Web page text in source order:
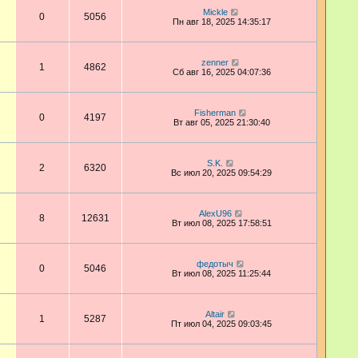
0 5056
Mickle
Пн авг 18, 2025 14:35:17
1 4862
zenner
Сб авг 16, 2025 04:07:36
0 4197
Fisherman
Вт авг 05, 2025 21:30:40
2 6320
S.K.
Вс июл 20, 2025 09:54:29
8 12631
AlexU96
Вт июл 08, 2025 17:58:51
0 5046
федотыч
Вт июл 08, 2025 11:25:44
1 5287
Altair
Пт июл 04, 2025 09:03:45